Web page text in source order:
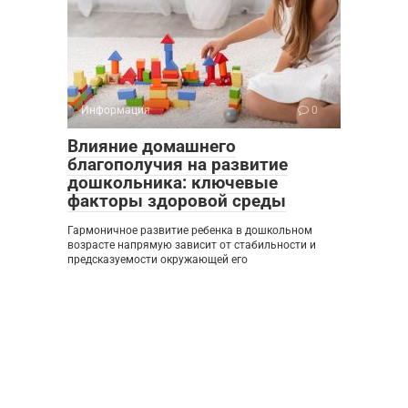
Информация 0
Влияние домашнего
благополучия на развитие
дошкольника: ключевые
факторы здоровой среды
Гармоничное развитие ребенка в дошкольном
возрасте напрямую зависит от стабильности и
предсказуемости окружающей его